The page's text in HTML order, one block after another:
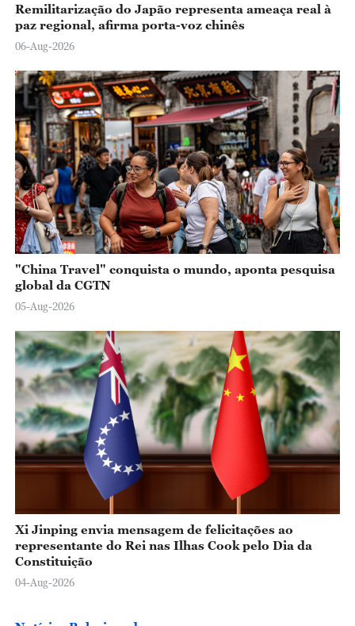
Remilitarização do Japão representa ameaça real à
paz regional, afirma porta-voz chinês
06-Aug-2026
"China Travel" conquista o mundo, aponta pesquisa
global da CGTN
05-Aug-2026
Xi Jinping envia mensagem de felicitações ao
representante do Rei nas Ilhas Cook pelo Dia da
Constituição
04-Aug-2026